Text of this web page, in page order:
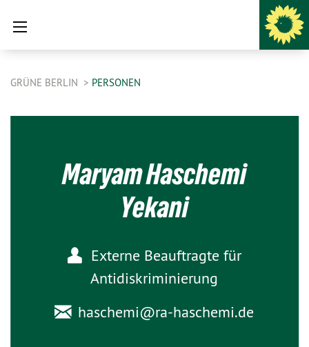
GRÜNE BERLIN PERSONEN
Maryam Haschemi
Yekani
Externe Beauftragte für
Antidiskriminierung
haschemi@ra-haschemi.de